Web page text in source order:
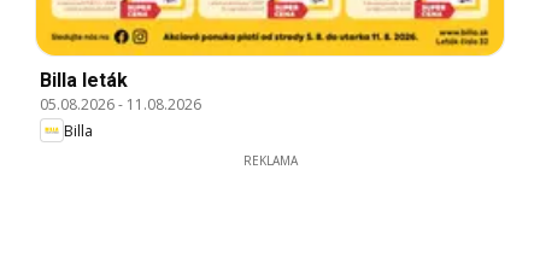
Billa leták
05.08.2026- 11.08.2026
Billa
REKLAMA